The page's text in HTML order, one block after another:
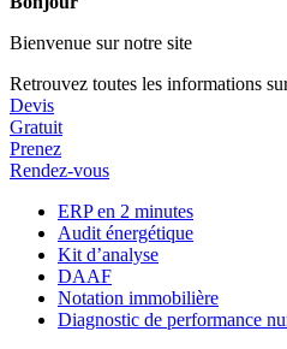
Bienvenue sur notre site
Retrouvez toutes les informations
Devis
Gratuit
Prenez
Rendez-vous
ERP en 2 minutes
Audit énergétique
Kit d’analyse
DAAF
Notation immobilière
Diagnostic de performance